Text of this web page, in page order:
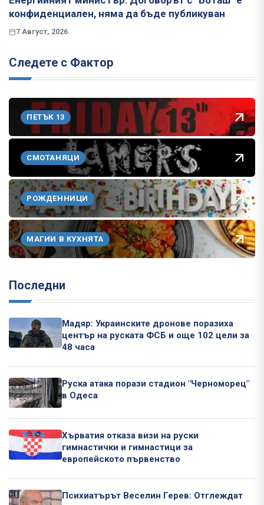
конфиденциален, няма да бъде публикуван
7 Август, 2026
Следете с Фактор
ПЕТЪК 13
СМОТАНЯЦИ
РОЖДЕННИЦИ
МАГИИ В КУХНЯТА
Последни
Мадяр: Украинските дронове поразиха
център на руската ФСБ и още 102 цели за
48 часа
Руска атака порази стадион "Черноморец"
в Одеса
Хърватия отказа визи на руски
гимнастички и гимнастици за
европейското първенство
Психиатърът Веселин Герев: Отглеждат